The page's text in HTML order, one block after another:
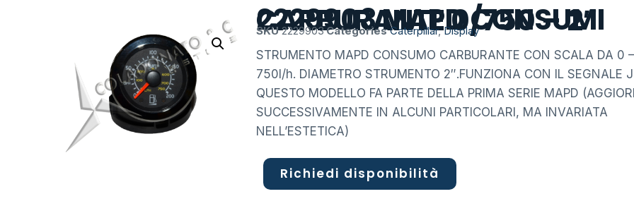
2229903 MAPD CONSUMI CARBURANTE 0/750 – 2″
SKU2229903Categories Caterpillar,Display
STRUMENTO MAPD CONSUMO CARBURANTE CON SCALA DA 0
750l/h. DIAMETRO STRUMENTO 2″.FUNZIONA CON IL SEGNALE
QUESTO MODELLO FA PARTE DELLA PRIMA SERIE MAPD
SUCCESSIVAMENTE IN ALCUNI PARTICOLARI, MA INVARIATA
NELL’ESTETICA)
Richiedi disponibilità